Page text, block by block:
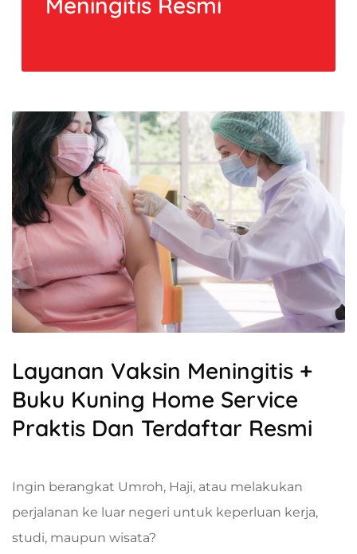
Layanan Vaksin Meningitis +
Buku Kuning Home Service
Praktis Dan Terdaftar Resmi
Ingin berangkat Umroh, Haji, atau melakukan
perjalanan ke luar negeri untuk keperluan kerja,
studi, maupun wisata?